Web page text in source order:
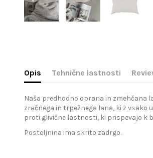
Opis Tehnične lastnosti
Naša predhodno oprana in zmehčana
zračnega in trpežnega lana, ki z
proti glivične lastnosti, ki prispevajo k
Posteljnina ima skrito zadrgo.